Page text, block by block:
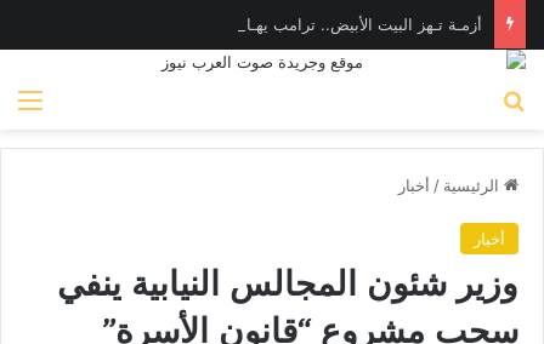
الرئيسية / أخبار
أخبار
وزير شئون المجالس النيابية ينفي
سحب مشروع “قانون الأسرة”